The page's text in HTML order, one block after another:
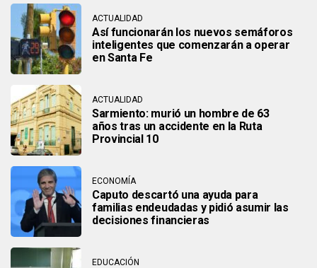
ACTUALIDAD
Así funcionarán los nuevos semáforos
inteligentes que comenzarán a operar
en Santa Fe
ACTUALIDAD
Sarmiento: murió un hombre de 63
años tras un accidente en la Ruta
Provincial 10
ECONOMÍA
Caputo descartó una ayuda para
familias endeudadas y pidió asumir las
decisiones financieras
EDUCACIÓN